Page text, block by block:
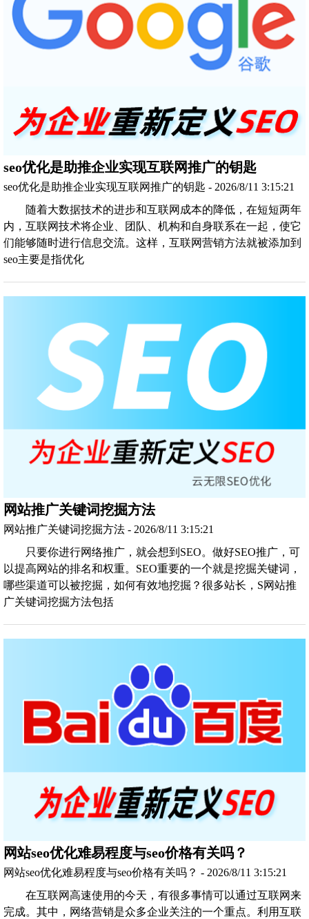
seo优化是助推企业实现互联网推广的钥匙
seo优化是助推企业实现互联网推广的钥匙 - 2026/8/11 3:15:21
随着大数据技术的进步和互联网成本的降低，在短短两年
内，互联网技术将企业、团队、机构和自身联系在一起，使它
们能够随时进行信息交流。这样，互联网营销方法就被添加到
seo主要是指优化
网站推广关键词挖掘方法
网站推广关键词挖掘方法 - 2026/8/11 3:15:21
只要你进行网络推广，就会想到SEO。做好SEO推广，可
以提高网站的排名和权重。SEO重要的一个就是挖掘关键词，
哪些渠道可以被挖掘，如何有效地挖掘？很多站长，S网站推
广关键词挖掘方法包括
网站seo优化难易程度与seo价格有关吗？
网站seo优化难易程度与seo价格有关吗？ - 2026/8/11 3:15:21
在互联网高速使用的今天，有很多事情可以通过互联网来
完成。其中，网络营销是众多企业关注的一个重点。利用互联